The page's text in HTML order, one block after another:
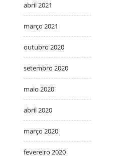
abril 2021
março 2021
outubro 2020
setembro 2020
maio 2020
abril 2020
março 2020
fevereiro 2020